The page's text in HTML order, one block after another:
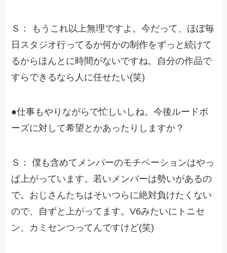
Ｓ： もうこれ以上無理ですよ。今だって、ほぼ毎
日スタジオ行ってるか何かの制作をずっと続けて
るからほんとに時間がないですね。自分の作品で
すらできるなら人に任せたい(笑)
●仕事もやりながらで忙しいしね。今後ルードボ
ーズに対して希望とかあったりしますか？
Ｓ： 僕も含めてメンバーのモチベーションはやっ
ぱ上がっています。若いメンバーは勢いがあるの
で。おじさんたちはそいつらに絶対負けたくない
ので、自ずと上がってます。V6みたいにトニセ
ン、カミセンつってんですけど(笑)